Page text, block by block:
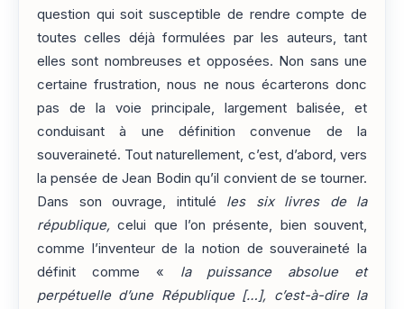
question qui soit susceptible de rendre compte de
toutes celles déjà formulées par les auteurs, tant
elles sont nombreuses et opposées. Non sans une
certaine frustration, nous ne nous écarterons donc
pas de la voie principale, largement balisée, et
conduisant à une définition convenue de la
souveraineté. Tout naturellement, c’est, d’abord, vers
la pensée de Jean Bodin qu’il convient de se tourner.
Dans son ouvrage, intitulé les
six livres de la
république, celui que l’on présente, bien souvent,
comme l’inventeur de la notion de souveraineté la
définit comme « la puissance absolue et
perpétuelle d’une République […], c’est-à-dire la